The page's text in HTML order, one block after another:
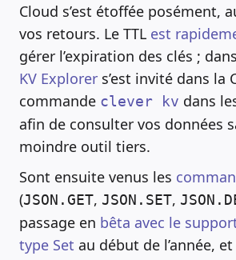
Cloud s’est étoffée posément,
vos retours. Le TTL est
gérer l’expiration des clés ;
KV Explorer s’est invité dans la
commande clever kv dans
afin de consulter vos données
moindre outil tiers.
Sont ensuite venus les
(JSON.GET, JSON.SET,
passage en bêta avec le
type Set au début de l’année,